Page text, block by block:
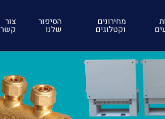
מחירונים
וקטלוגים
הסיפור
שלנו
צור
קשר